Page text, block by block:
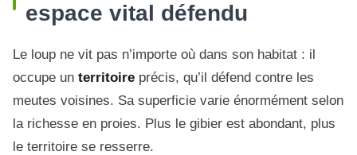
espace vital défendu
Le loup ne vit pas n’importe où dans son habitat : il
occupe un territoire précis, qu’il défend contre les
meutes voisines. Sa superficie varie énormément selon
la richesse en proies. Plus le gibier est abondant, plus
le territoire se resserre.